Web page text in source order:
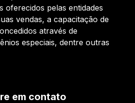
oferecidos pelas entidades
vendas, a capacitação de
através de
especiais, dentre outras
em contato